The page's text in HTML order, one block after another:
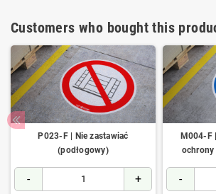
Customers who bought this
P023-F | Nie zastawiać
(podłogowy)
- +
M004-F
ochrony
-